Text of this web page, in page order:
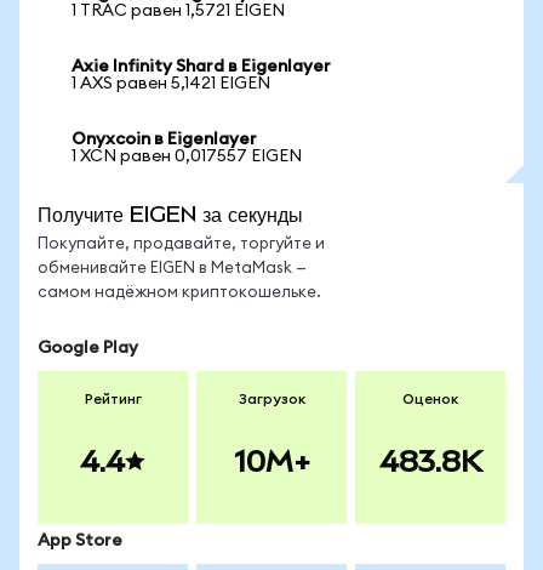
1 TRAC равен 1,5721 EIGEN
Axie Infinity Shard в Eigenlayer
1 AXS равен 5,1421 EIGEN
Onyxcoin в Eigenlayer
1 XCN равен 0,017557 EIGEN
Получите EIGEN за секунды
Покупайте, продавайте, торгуйте и
обменивайте EIGEN в MetaMask —
самом надёжном криптокошельке.
Google Play
Рейтинг
4.4
Загрузок
10M+
Оценок
483.8K
App Store